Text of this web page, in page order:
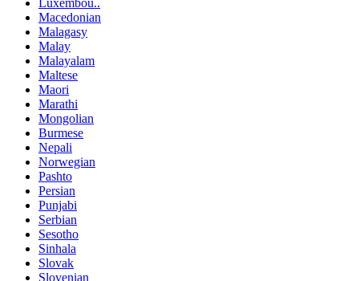
Luxembou..
Macedonian
Malagasy
Malay
Malayalam
Maltese
Maori
Marathi
Mongolian
Burmese
Nepali
Norwegian
Pashto
Persian
Punjabi
Serbian
Sesotho
Sinhala
Slovak
Slovenian